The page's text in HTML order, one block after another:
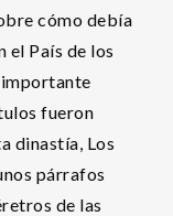
cómo debía
el País de los
importante
fueron
dinastía, Los
párrafos
de las